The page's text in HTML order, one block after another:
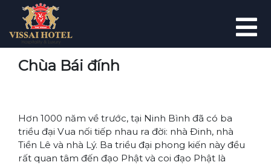
Chùa Bái đính
Hơn 1000 năm về trước, tại Ninh Bình đã có ba
triều đại Vua nối tiếp nhau ra đời: nhà Đinh, nhà
Tiền Lê và nhà Lý. Ba triều đại phong kiến này đều
rất quan tâm đến đạo Phật và coi đạo Phật là